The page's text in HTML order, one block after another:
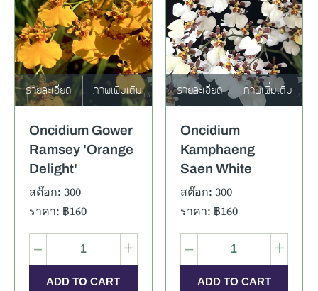
รายละเอียด ภาพเพิ่มเติม
Oncidium Gower
Ramsey 'Orange
Delight'
สต๊อก: 300
ราคา: ฿160
– +
รายละเอียด ภาพเพิ่มเติม
Oncidium
Kamphaeng
Saen White
สต๊อก: 300
ราคา: ฿160
– +